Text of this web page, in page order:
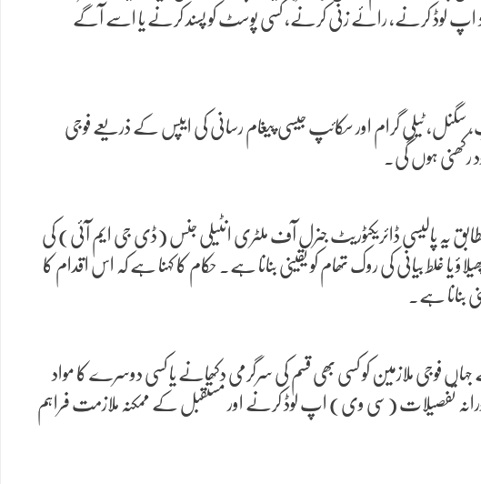
لوڈ کرنے، رائے زنی کرنے، کسی پوسٹ کو پسند کرنے یا اسے آگے
ٹیلی گرام اور سکائپ جیسی پیغام رسانی کی ایپس کے ذریعے فوجی
رکھنی ہوں گی۔
یہ پالیسی ڈائریکٹوریٹ جنرل آف ملٹری انٹیلی جنس (ڈی جی ایم آئی) کی
بیانی کی روک تھام کو یقینی بنانا ہے۔ حکام کا کہنا ہے کہ اس اقدام کا
بنانا ہے۔
فوجی ملازمین کو کسی بھی قسم کی سرگرمی دکھانے یا کسی دوسرے کا مواد
تفصیلات (سی وی) اپ لوڈ کرنے اور مستقبل کے ممکنہ ملازمت فراہم